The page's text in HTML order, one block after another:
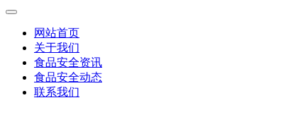
网站首页
关于我们
食品安全资讯
食品安全动态
联系我们